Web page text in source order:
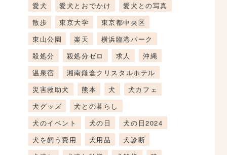
愛犬
愛犬とおでかけ
愛犬との写真
散歩
東京大学
東京都中央区
東山公園
楽天
横浜臨港パーク
殺処分
殺処分ゼロ 求人
沖縄
温泉宿
湘南鎌倉クリスタルホテル
災害救助犬
熊本 犬
犬カフェ
犬グッズ
犬との暮らし
犬のイベント
犬の日
犬の日2024
犬を飼う費用
犬用品
犬診断